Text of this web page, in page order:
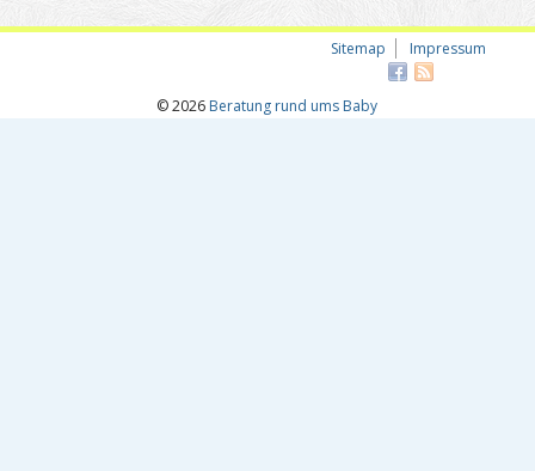
Sitemap Impressum
© 2026 Beratung rund ums Baby